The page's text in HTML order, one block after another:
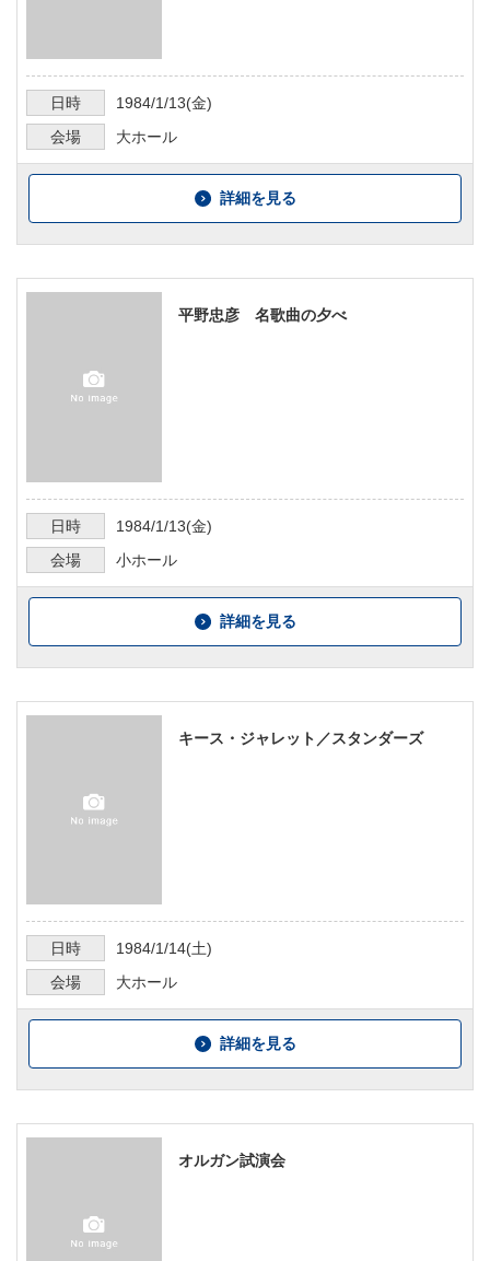
日時 1984/1/13(金)
会場
大ホール
詳細を見る
平野忠彦 名歌曲の夕べ
日時 1984/1/13(金)
会場
小ホール
詳細を見る
キース・ジャレット／スタンダーズ
日時 1984/1/14(土)
会場
大ホール
詳細を見る
オルガン試演会